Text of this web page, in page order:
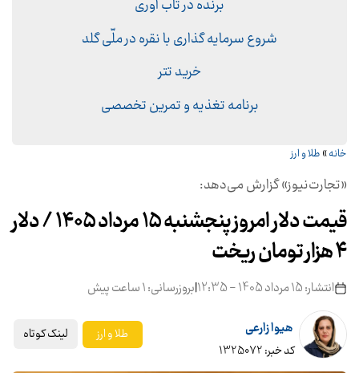
برنده در تاب آوری
شروع سرمایه گذاری با نقره در ملّی گلد
خرید تتر
برنامه تغذیه و تمرین تخصصی